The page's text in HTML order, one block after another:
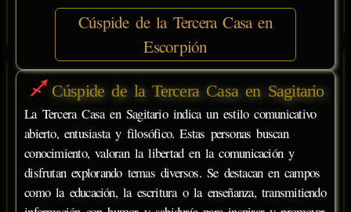
Cúspide de la Tercera Casa en
Escorpión
Cúspide de la Tercera Casa en Sagitario
La Tercera Casa en Sagitario indica un estilo comunicativo
abierto, entusiasta y filosófico. Estas personas buscan
conocimiento, valoran la libertad en la comunicación y
disfrutan explorando temas diversos. Se destacan en campos
como la educación, la escritura o la enseñanza, transmitiendo